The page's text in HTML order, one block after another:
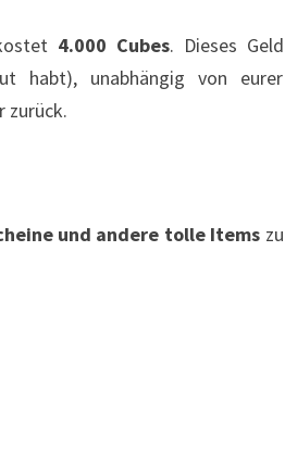
4.000 Cubes. Dieses Geld
habt), unabhängig von eurer
zurück.
und andere tolle Items zu